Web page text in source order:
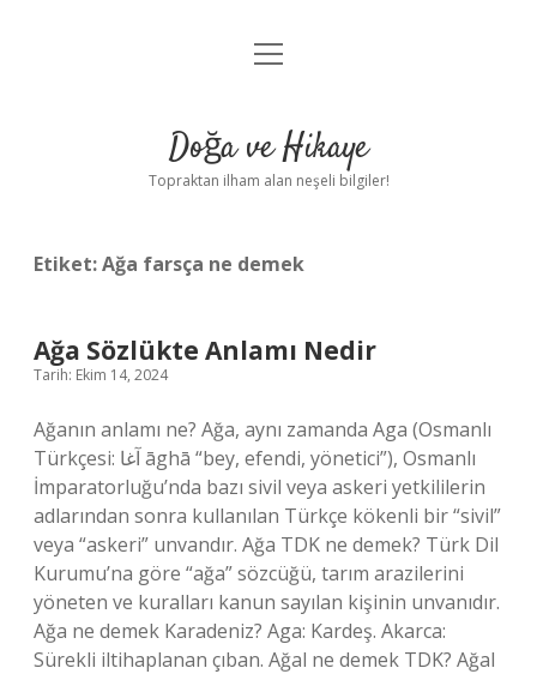
Anasayfa
Yasal Uyarı
menüyü
Doğa ve Hikaye
Topraktan ilham alan neşeli bilgiler!
Etiket:Ağa farsça ne demek
Ağa Sözlükte Anlamı Nedir
Tarih: Ekim 14, 2024
Ağanın anlamı ne? Ağa, aynı zamanda Aga (Osmanlı
Türkçesi: آغا āghā “bey, efendi, yönetici”), Osmanlı
İmparatorluğu’nda bazı sivil veya askeri yetkililerin
adlarından sonra kullanılan Türkçe kökenli bir “sivil”
veya “askeri” unvandır. Ağa TDK ne demek? Türk Dil
Kurumu’na göre “ağa” sözcüğü, tarım arazilerini
yöneten ve kuralları kanun sayılan kişinin unvanıdır.
Ağa ne demek Karadeniz? Aga: Kardeş. Akarca:
Sürekli iltihaplanan çıban. Ağal ne demek TDK? Ağal